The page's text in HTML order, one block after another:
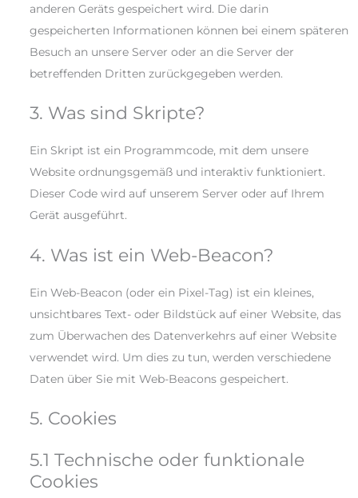
anderen Geräts gespeichert wird. Die darin
gespeicherten Informationen können bei einem späteren
Besuch an unsere Server oder an die Server der
betreffenden Dritten zurückgegeben werden.
3. Was sind Skripte?
Ein Skript ist ein Programmcode, mit dem unsere
Website ordnungsgemäß und interaktiv funktioniert.
Dieser Code wird auf unserem Server oder auf Ihrem
Gerät ausgeführt.
4. Was ist ein Web-Beacon?
Ein Web-Beacon (oder ein Pixel-Tag) ist ein kleines,
unsichtbares Text- oder Bildstück auf einer Website, das
zum Überwachen des Datenverkehrs auf einer Website
verwendet wird. Um dies zu tun, werden verschiedene
Daten über Sie mit Web-Beacons gespeichert.
5. Cookies
5.1 Technische oder funktionale
Cookies